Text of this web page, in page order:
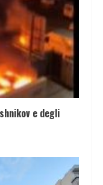
e degli